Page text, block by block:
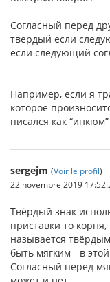
Согласный перед
твёрдый если
если следующий
Например, если я
которое
писался как
sergejm (Voir le profil)
22 novembre 2019
Твёрдый знак
приставки то
называется
быть мягким - в
Согласный перед